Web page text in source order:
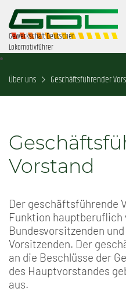
Gewerkschaft Deutscher
Lokomotivführer
Über uns Geschäftsführender
Vorstand
Der geschäftsführende
Funktion hauptberuflich
Bundesvorsitzenden
Vorsitzenden. Der
an die Beschlüsse der
des Hauptvorstandes
aus.